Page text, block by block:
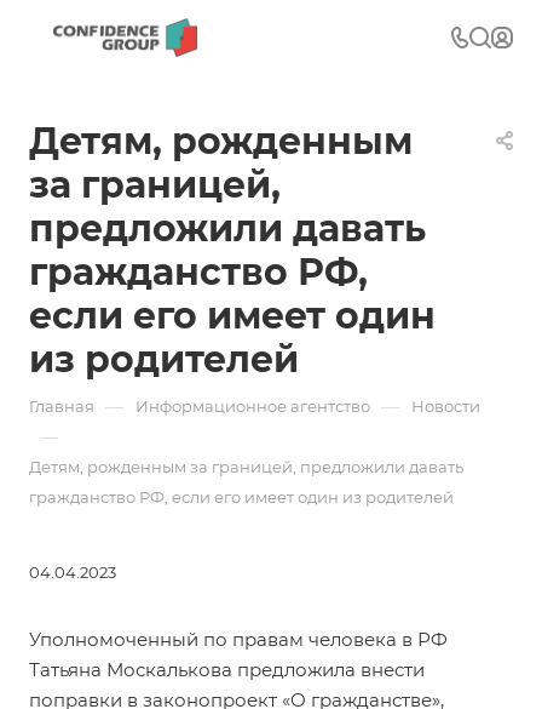
Детям, рожденным
за границей,
предложили давать
гражданство РФ,
если его имеет один
из родителей
Главная — Информационное агентство — Новости
—
Детям, рожденным за границей, предложили давать
гражданство РФ, если его имеет один из родителей
04.04.2023
Уполномоченный по правам человека в РФ
Татьяна Москалькова предложила внести
поправки в законопроект «О гражданстве»,